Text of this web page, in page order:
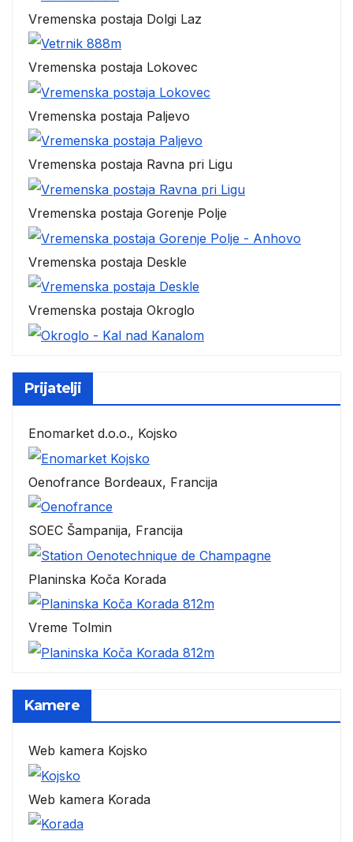
Vremenska postaja Dolgi Laz
Vremenska postaja Lokovec
Vremenska postaja Paljevo
Vremenska postaja Ravna pri Ligu
Vremenska postaja Gorenje Polje
Vremenska postaja Deskle
Vremenska postaja Okroglo
Prijatelji
Enomarket d.o.o., Kojsko
Oenofrance Bordeaux, Francija
SOEC Šampanija, Francija
Planinska Koča Korada
Vreme Tolmin
Kamere
Web kamera Kojsko
Web kamera Korada